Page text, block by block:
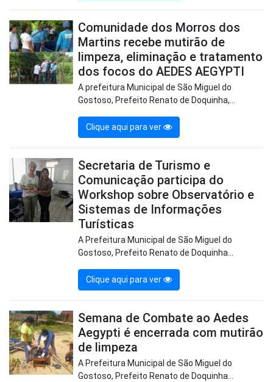
Comunidade dos Morros dos
Martins recebe mutirão de
limpeza, eliminação e tratamento
dos focos do AEDES AEGYPTI
A prefeitura Municipal de São Miguel do
Gostoso, Prefeito Renato de Doquinha,...
Clique aqui para ver
Secretaria de Turismo e
Comunicação participa do
Workshop sobre Observatório e
Sistemas de Informações
Turísticas
A Prefeitura Municipal de São Miguel do
Gostoso, Prefeito Renato de Doquinha...
Clique aqui para ver
Semana de Combate ao Aedes
Aegypti é encerrada com mutirão
de limpeza
A Prefeitura Municipal de São Miguel do
Gostoso, Prefeito Renato de Doquinha...